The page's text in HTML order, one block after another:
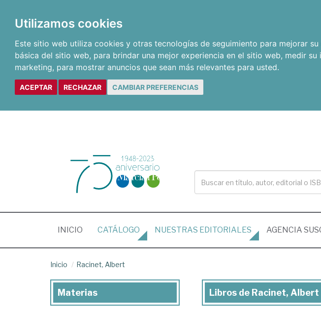
Utilizamos cookies
Este sitio web utiliza cookies y otras tecnologías de seguimiento para mejorar
básica del sitio web, para brindar una mejor experiencia en el sitio web, medir su
marketing, para mostrar anuncios que sean más relevantes para usted.
ACEPTAR RECHAZAR CAMBIAR PREFERENCIAS
INICIO (CURRENT)
CATÁLOGO NUESTRAS EDITORIALES AGENCIA
Inicio Racinet, Albert
Libros
Libros de Racinet, Albert
Materias